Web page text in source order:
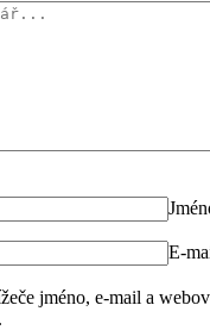
E-
jméno, e-mail a